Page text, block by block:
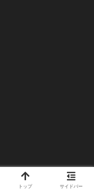
トップ サイドバー